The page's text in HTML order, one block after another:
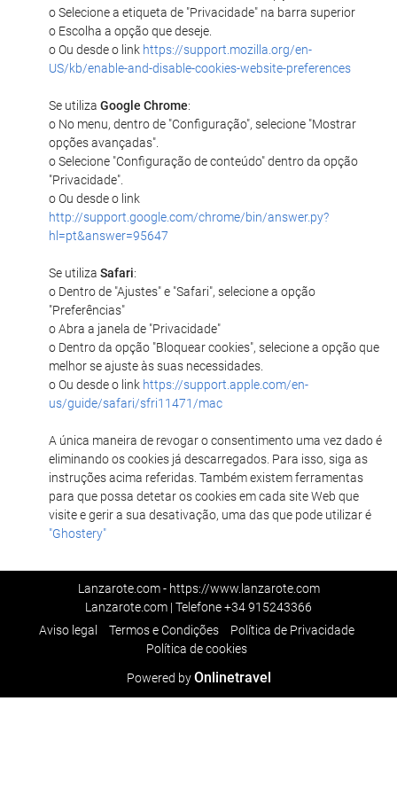
o Selecione a etiqueta de "Privacidade" na barra superior
o Escolha a opção que deseje.
o Ou desde o link https://support.mozilla.org/en-
US/kb/enable-and-disable-cookies-website-preferences
Se utiliza Google Chrome:
o No menu, dentro de "Configuração", selecione "Mostrar
opções avançadas".
o Selecione "Configuração de conteúdo" dentro da opção
"Privacidade".
o Ou desde o link
http://support.google.com/chrome/bin/answer.py?
hl=pt&answer=95647
Se utiliza Safari:
o Dentro de "Ajustes" e "Safari", selecione a opção
"Preferências"
o Abra a janela de "Privacidade"
o Dentro da opção "Bloquear cookies", selecione a opção que
melhor se ajuste às suas necessidades.
o Ou desde o link https://support.apple.com/en-
us/guide/safari/sfri11471/mac
A única maneira de revogar o consentimento uma vez dado é
eliminando os cookies já descarregados. Para isso, siga as
instruções acima referidas. Também existem ferramentas
para que possa detetar os cookies em cada site Web que
visite e gerir a sua desativação, uma das que pode utilizar é
"Ghostery"
Lanzarote.com - https://www.lanzarote.com
Lanzarote.com | Telefone+34 915243366
Aviso legal
Termos e Condições
Política de Privacidade
Política de cookies
Powered byOnlinetravel